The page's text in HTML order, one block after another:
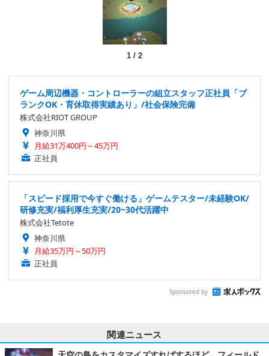
1/ 2
ゲーム周辺機器・コントローラーの組立スタッフ正社員「ブ
ランクOK・育休取得実績あり」/社会保険完備
株式会社RIOT GROUP
神奈川県
月給31万400円～45万円
正社員
「スピード採用で今すぐ働ける」ゲームテスター/未経験OK/
研修充実/福利厚生充実/20~30代活躍中
株式会社Tetote
神奈川県
月給35万円～50万円
正社員
Sponsored by
関連ニュース